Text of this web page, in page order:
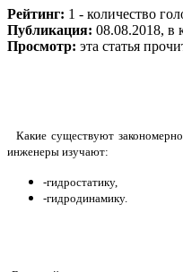
Рейтинг: 1 - количество
Публикация: 08.08.2018, в
Просмотр: эта статья
Какие существуют
инженеры изучают:
-гидростатику,
-гидродинамику.